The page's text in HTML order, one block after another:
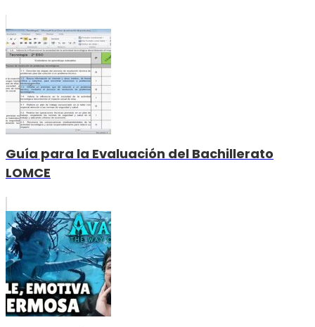
Guía para la Evaluación del Bachillerato
LOMCE